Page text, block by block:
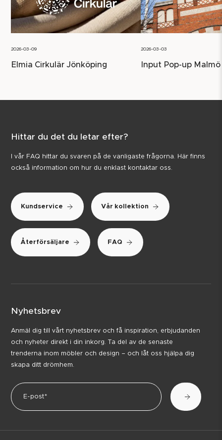
2026-03-09
Elmia Cirkulär Jönköping
2026-03-03
Input Pop-up Malmö
Hittar du det du letar efter?
I vår FAQ hittar du svaren på de vanligaste frågorna. Här finns
också information om hur du enklast kontaktar oss.
Kundservice Vår kollektion
Återförsäljare FAQ
Nyhetsbrev
Anmäl dig till vårt nyhetsbrev och få inspiration, erbjudanden
och nyheter direkt i din inkorg. Ta del av de senaste
trenderna inom möbler och design – och låt oss hjälpa dig
skapa ditt drömhem.